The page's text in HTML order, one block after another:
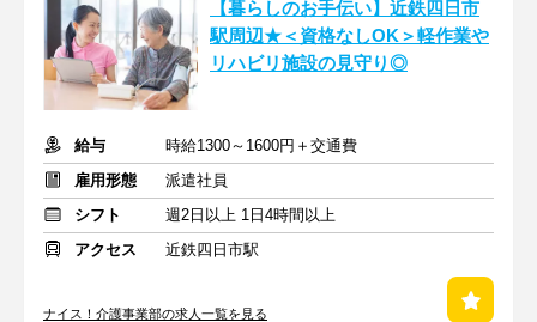
【暮らしのお手伝い】近鉄四日市
駅周辺★＜資格なしOK＞軽作業や
リハビリ施設の見守り◎
給与
時給1300～1600円＋交通費
雇用形態
派遣社員
シフト
週2日以上 1日4時間以上
アクセス
近鉄四日市駅
ナイス！介護事業部の求人一覧を見る